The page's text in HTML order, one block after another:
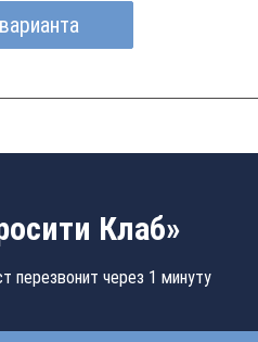
Клаб»
перезвонит через 1 минуту